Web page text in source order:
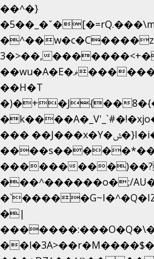
��^�}
�5��
3�>��,
��wu�A�E�ޥ������ǿ������m��d�C��9��e�D��1�2�/
��H�T
�)�+�J{��
��� ��J���x�Y�ݜ�}I�i�;CL}%�.�a�/
������
���^������o�;/
�|